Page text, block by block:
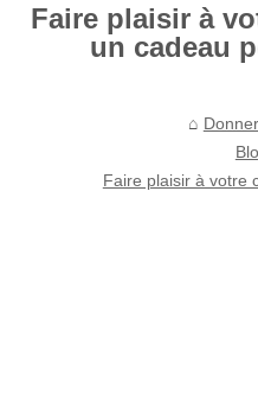
Faire plaisir à
un cadeau
Faire plaisir à votre